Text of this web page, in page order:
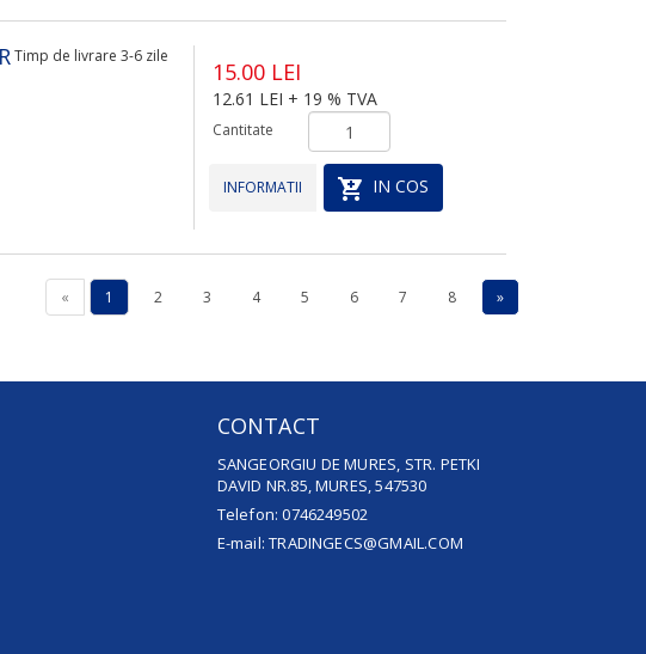
Timp de livrare 3-6 zile
15.00 LEI
12.61 LEI + 19 % TVA
Cantitate
INFORMATII IN COS
« 1 2 3 4 5 6 7 8 »
CONTACT
SANGEORGIU DE MURES, STR. PETKI
DAVID NR.85, MURES, 547530
Telefon: 0746249502
E-mail: TRADINGECS@GMAIL.COM